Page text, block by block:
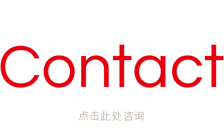
Contact
点击此处咨询